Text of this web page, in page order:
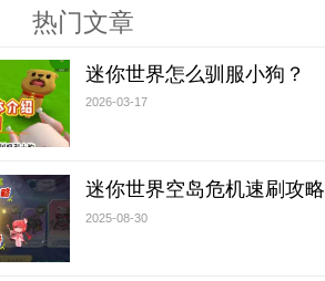
热门文章
迷你世界怎么驯服小狗？
2026-03-17
迷你世界空岛危机速刷攻略
2025-08-30